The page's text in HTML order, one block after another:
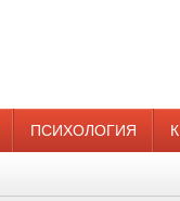
ПСИХОЛОГИЯ